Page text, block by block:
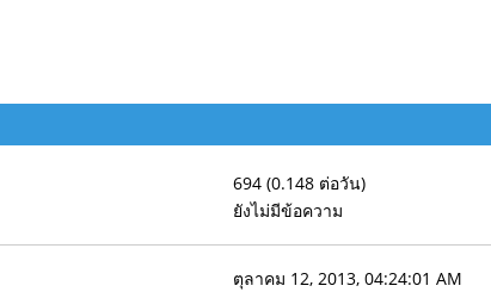
694 (0.148 ต่อวัน)
ยังไม่มีข้อความ
ตุลาคม 12, 2013, 04:24:01 AM